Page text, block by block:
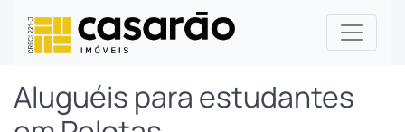
Aluguéis para estudantes